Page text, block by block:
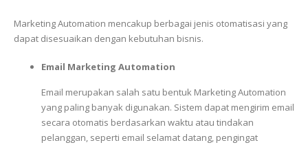
Marketing Automation mencakup berbagai jenis otomatisasi yang
dapat disesuaikan dengan kebutuhan bisnis.
Email Marketing Automation
Email merupakan salah satu bentuk Marketing Automation
yang paling banyak digunakan. Sistem dapat mengirim email
secara otomatis berdasarkan waktu atau tindakan
pelanggan, seperti email selamat datang, pengingat